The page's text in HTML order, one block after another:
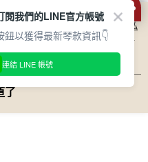
cookie 方式之詳情，及若您不希
cookie 設定，請參閱本網站「
隱私
即表示您同意本公司得按本網站使
了
閱我們的LINE官方帳號
鈕以獲得最新琴款資訊👇
連結 LINE 帳號